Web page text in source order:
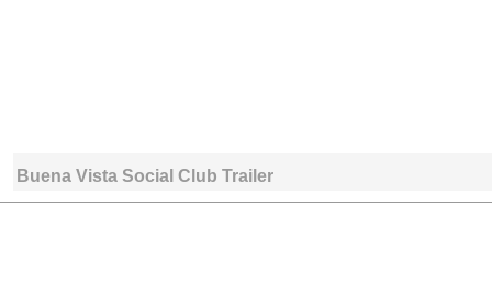
Buena Vista Social Club Trailer